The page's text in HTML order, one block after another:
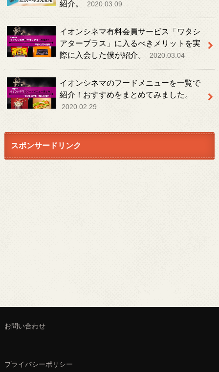
紹介。
2020.03.09
イオンシネマ有料会員サービス「ワタシ
アタープラス」に入るべきメリットを実
際に入会した僕が紹介。
2020.03.04
イオンシネマのフードメニューを一覧で
紹介！おすすめをまとめてみました。
2020.02.29
スポンサードリンク
お問い合わせ
プライバシーポリシー